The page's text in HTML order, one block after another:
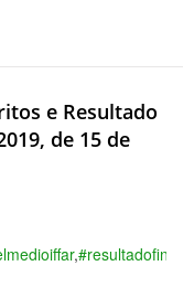
e Resultado
de 15 de
,#resultadofinal